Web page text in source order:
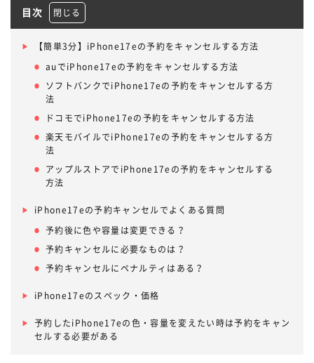
目次
【簡単3分】iPhone17eの予約をキャンセルする方法
auでiPhone17eの予約をキャンセルする方法
ソフトバンクでiPhone17eの予約をキャンセルする方
法
ドコモでiPhone17eの予約をキャンセルする方法
楽天モバイルでiPhone17eの予約をキャンセルする方
法
アップルストアでiPhone17eの予約をキャンセルする
方法
iPhone17eの予約キャンセルでよくある質問
予約後に色や容量は変更できる？
予約キャンセルに必要なものは？
予約キャンセルにペナルティはある？
iPhone17eのスペック・価格
予約したiPhone17eの色・容量を変えたい時は予約をキャン
セルする必要がある